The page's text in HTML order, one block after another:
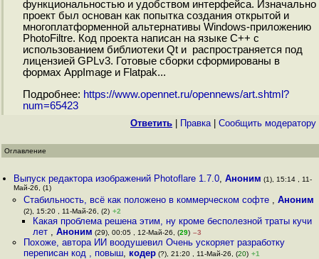
функциональностью и удобством интерфейса. Изначально
проект был основан как попытка создания открытой и
многоплатформенной альтернативы Windows-приложению
PhotoFiltre. Код проекта написан на языке С++ с
использованием библиотеки Qt и распространяется под
лицензией GPLv3. Готовые сборки сформированы в
формах AppImage и Flatpak...
Подробнее: https://www.opennet.ru/opennews/art.shtml?
num=65423
Ответить Правка| Cообщить модератору
Оглавление
Выпуск редактора изображений Photoflare 1.7.0,Аноним (1), 15:14 , 11-
Май-26, (1)
Стабильность, всё как положено в коммерческом софте , Аноним
(2), 15:20 , 11-Май-26, (2) +2
Какая проблема решена этим, ну кроме бесполезной траты кучи
лет , Аноним (29), 00:05 , 12-Май-26, (29) –3
Похоже, автора ИИ воодушевил Очень ускоряет разработку
переписан код , повыш, кодер(?), 21:20 , 11-Май-26, (20) +1